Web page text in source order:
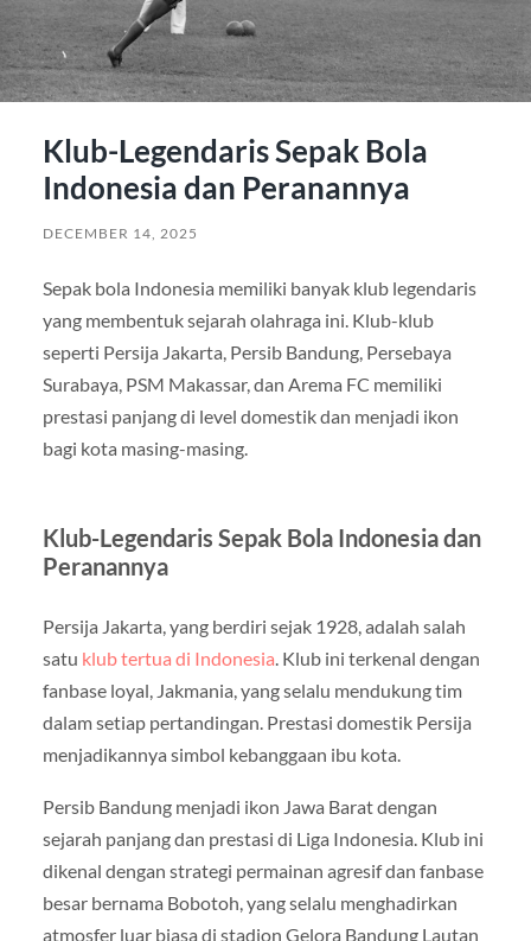
Klub-Legendaris Sepak Bola
Indonesia dan Peranannya
DECEMBER 14, 2025
Sepak bola Indonesia memiliki banyak klub legendaris
yang membentuk sejarah olahraga ini. Klub-klub
seperti Persija Jakarta, Persib Bandung, Persebaya
Surabaya, PSM Makassar, dan Arema FC memiliki
prestasi panjang di level domestik dan menjadi ikon
bagi kota masing-masing.
Klub-Legendaris Sepak Bola Indonesia dan
Peranannya
Persija Jakarta, yang berdiri sejak 1928, adalah salah
satu klub tertua di Indonesia. Klub ini terkenal dengan
fanbase loyal, Jakmania, yang selalu mendukung tim
dalam setiap pertandingan. Prestasi domestik Persija
menjadikannya simbol kebanggaan ibu kota.
Persib Bandung menjadi ikon Jawa Barat dengan
sejarah panjang dan prestasi di Liga Indonesia. Klub ini
dikenal dengan strategi permainan agresif dan fanbase
besar bernama Bobotoh, yang selalu menghadirkan
atmosfer luar biasa di stadion Gelora Bandung Lautan